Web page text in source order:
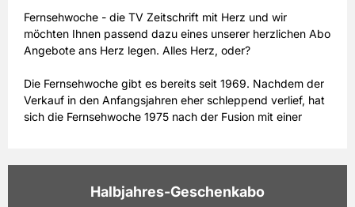
Fernsehwoche - die TV Zeitschrift mit Herz und wir
möchten Ihnen passend dazu eines unserer herzlichen Abo
Angebote ans Herz legen. Alles Herz, oder?
Die Fernsehwoche gibt es bereits seit 1969. Nachdem der
Verkauf in den Anfangsjahren eher schleppend verlief, hat
sich die Fernsehwoche 1975 nach der Fusion mit einer
Fernsehwoche zeichnet sich aus durch einen exklusiven
Themenmix aus und spricht damit vorwiegend Frauen und
Familien als Zielgruppe an. Inspirierende
Halbjahres-Geschenkabo